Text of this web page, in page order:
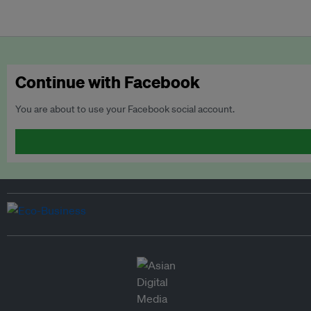
Continue with Facebook
You are about to use your Facebook social account.